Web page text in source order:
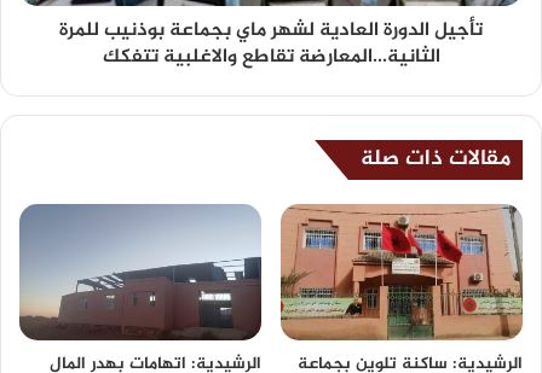
تأجيل الدورة العادية لشهر ماي بجماعة بوذنيب للمرة
الثانية...المعارضة تقاطع والاغلبية تتفكك
مقالات ذات صلة
الرشيدية: ساكنة تلوين بجماعة
الرشيدية: اتهامات بهدر المال